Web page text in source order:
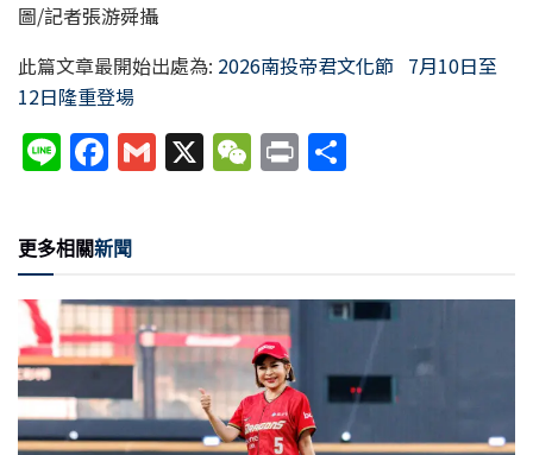
圖/記者張游舜攝
此篇文章最開始出處為: 2026南投帝君文化節 7月10日至
12日隆重登場
Li
n
e
F
a
c
e
b
o
o
k
G
m
X W
e
at
P
ri
更多相關新聞